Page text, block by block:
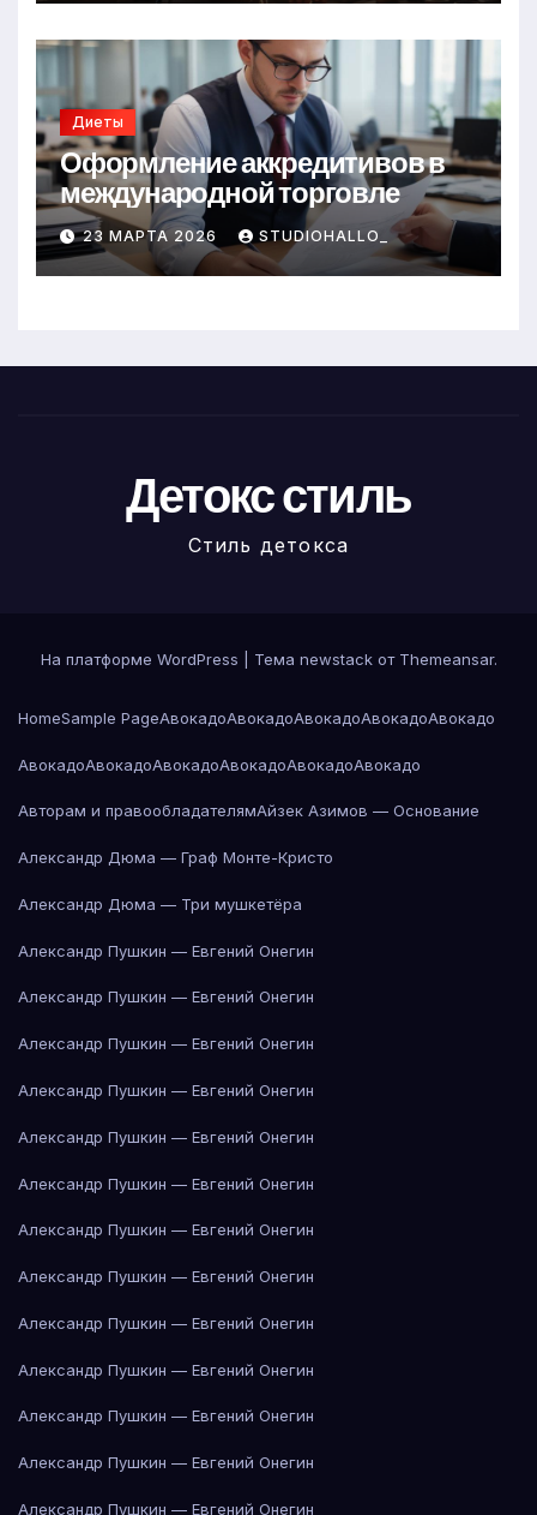
Диеты
Оформление аккредитивов в
международной торговле
23 МАРТА 2026 STUDIOHALLO_
Детокс стиль
Стиль детокса
На платформе WordPress Тема newstack от Themeansar.
HomeSample PageАвокадоАвокадоАвокадоАвокадоАвокадо
АвокадоАвокадоАвокадоАвокадоАвокадоАвокадо
Авторам и правообладателямАйзек Азимов — Основание
Александр Дюма — Граф Монте-Кристо
Александр Дюма — Три мушкетёра
Александр Пушкин — Евгений Онегин
Александр Пушкин — Евгений Онегин
Александр Пушкин — Евгений Онегин
Александр Пушкин — Евгений Онегин
Александр Пушкин — Евгений Онегин
Александр Пушкин — Евгений Онегин
Александр Пушкин — Евгений Онегин
Александр Пушкин — Евгений Онегин
Александр Пушкин — Евгений Онегин
Александр Пушкин — Евгений Онегин
Александр Пушкин — Евгений Онегин
Александр Пушкин — Евгений Онегин
Александр Пушкин — Евгений Онегин